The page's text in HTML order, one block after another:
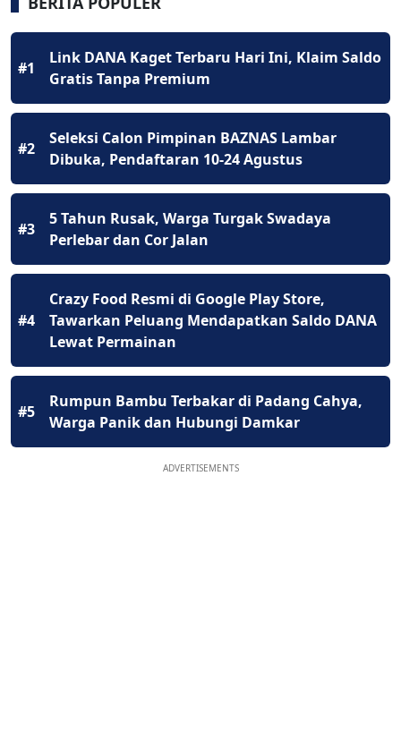
#1
Link DANA Kaget Terbaru Hari Ini, Klaim Saldo
Gratis Tanpa Premium
#2
Seleksi Calon Pimpinan BAZNAS Lambar
Dibuka, Pendaftaran 10-24 Agustus
#3
5 Tahun Rusak, Warga Turgak Swadaya
Perlebar dan Cor Jalan
#4
Crazy Food Resmi di Google Play Store,
Tawarkan Peluang Mendapatkan Saldo DANA
Lewat Permainan
#5
Rumpun Bambu Terbakar di Padang Cahya,
Warga Panik dan Hubungi Damkar
ADVERTISEMENTS